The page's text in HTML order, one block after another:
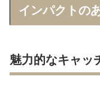
インパクトの
魅力的なキャッ